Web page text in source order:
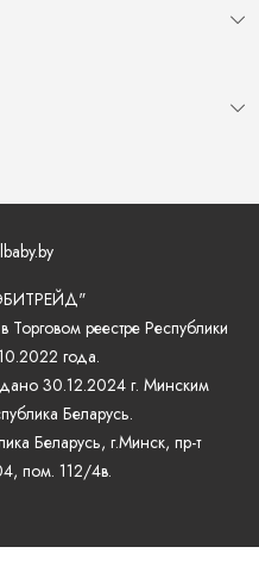
реестре Республики
года.
30.12.2024 г. Минским
Беларусь.
Беларусь, г.Минск, пр-т
пом. 112/4в.